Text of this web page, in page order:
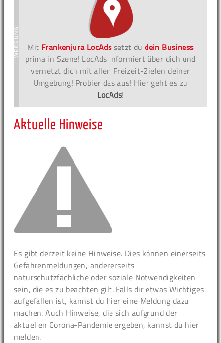
Mit Frankenjura LocAdssetzt dudein Business
prima in Szene! LocAds informiert über dich und
vernetzt dich mit allen Freizeit-Zielen deiner
Umgebung! Probier das aus! Hier geht es zu
LocAds!
Aktuelle Hinweise
Es gibt derzeit keine Hinweise. Dies können einerseits
Gefahrenmeldungen, andererseits
naturschutzfachliche oder soziale Notwendigkeiten
sein, die es zu beachten gilt. Falls dir etwas Wichtiges
aufgefallen ist, kannst du hier eine Meldung dazu
machen. Auch Hinweise, die sich aufgrund der
aktuellen Corona-Pandemie ergeben, kannst du hier
melden.